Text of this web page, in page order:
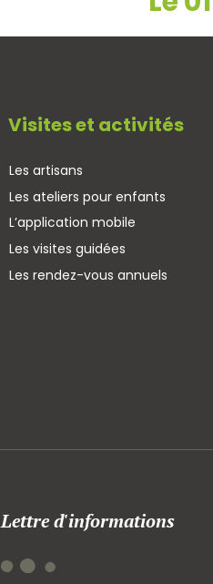
Visites et activités
Les artisans
Les ateliers pour enfants
L’application mobile
Les visites guidées
Les rendez-vous annuels
Lettre d'informations